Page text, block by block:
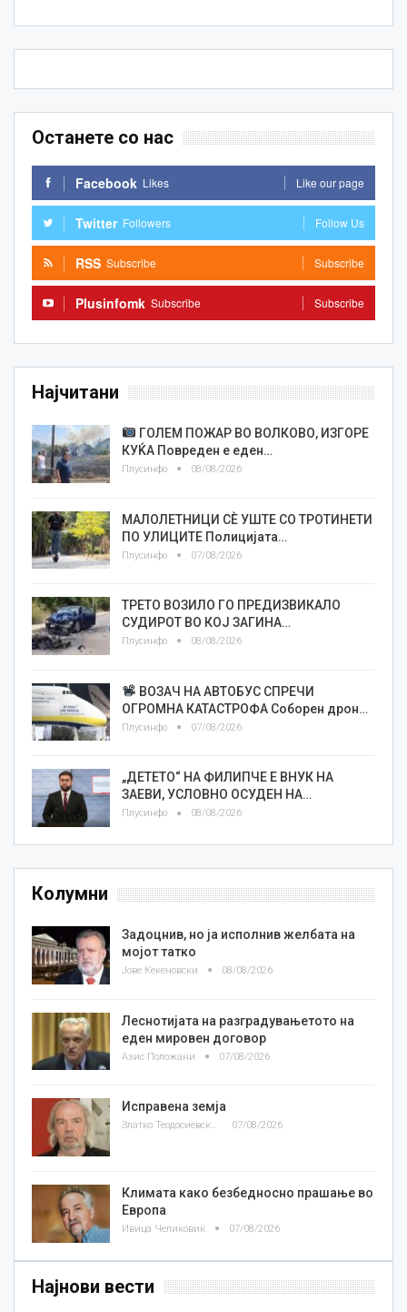
Останете со нас
Facebook Likes Like our page
Twitter Followers Follow Us
RSS Subscribe Subscribe
Plusinfomk Subscribe Subscribe
Најчитани
ГОЛЕМ ПОЖАР ВО ВОЛКОВО, ИЗГОРЕ
КУЌА Повреден е еден…
Плусинфо 08/08/2026
МАЛОЛЕТНИЦИ СÈ УШТЕ СО ТРОТИНЕТИ
ПО УЛИЦИТЕ Полицијата…
Плусинфо 07/08/2026
ТРЕТО ВОЗИЛО ГО ПРЕДИЗВИКАЛО
СУДИРОТ ВО КОЈ ЗАГИНА…
Плусинфо 08/08/2026
ВОЗАЧ НА АВТОБУС СПРЕЧИ
ОГРОМНА КАТАСТРОФА Соборен дрон…
Плусинфо 07/08/2026
„ДЕТЕТО“ НА ФИЛИПЧЕ Е ВНУК НА
ЗАЕВИ, УСЛОВНО ОСУДЕН НА…
Плусинфо 08/08/2026
Колумни
Задоцнив, но ја исполнив желбата на
мојот татко
Јове Кекеновски 08/08/2026
Леснотијата на разградувањетото на
еден мировен договор
Азис Положани 07/08/2026
Исправена земја
Златко Теодосиевски 07/08/2026
Климата како безбедносно прашање во
Европа
Ивица Челиковиќ 07/08/2026
Најнови вести